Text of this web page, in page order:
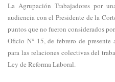
La Agrupación Trabajadores por
audiencia con el Presidente de la
puntos que no fueron considerados
Oficio N° 15, de febrero de presente
para las relaciones colectivas del
Ley de Reforma Laboral.